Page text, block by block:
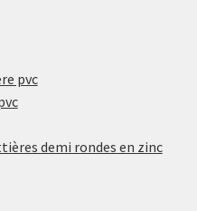
pvc
demi rondes en zinc